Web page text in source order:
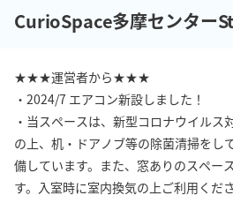
CurioSpace多摩センター
★★★運営者から★★★
・2024/7 エアコン新設しました！
・当スペースは、新型コロナウイルス
の上、机・ドアノブ等の除菌清掃をし
備しています。また、窓ありのスペー
す。入室時に室内換気の上ご利用くだ